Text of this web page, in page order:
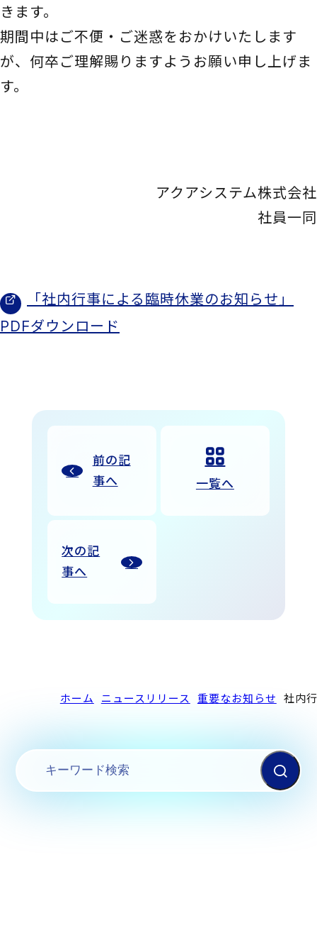
きます。
期間中はご不便・ご迷惑をおかけいたします
が、何卒ご理解賜りますようお願い申し上げま
す。
アクアシステム株式会社
社員一同
「社内行事による臨時休業のお知らせ」
PDFダウンロード
前の記
事へ
一覧へ
次の記
事へ
ホーム ニュースリリース 重要なお知らせ 社内